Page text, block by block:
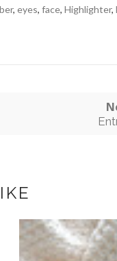
, eyes, face, Highlighter,